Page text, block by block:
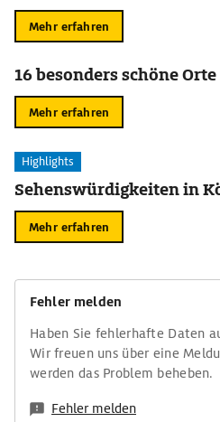
Mehr erfahren
16 besonders schöne
Mehr erfahren
Highlights
Sehenswürdigkeiten in
Mehr erfahren
Fehler melden
Haben Sie fehlerhafte Daten
Wir freuen uns über eine
werden das Problem beheben.
Fehler melden